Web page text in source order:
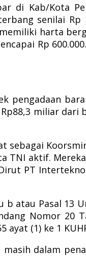
di Kab/Kota
senilai Rp
harta
Rp
pengadaan
miliar
sebagai
TNI aktif.
PT
atau Pasal 13
Nomor 20
ayat (1) ke 1
masih dalam